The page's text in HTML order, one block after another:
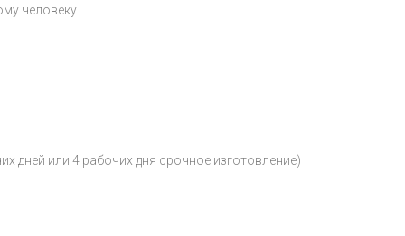
человеку.
дней или 4 рабочих дня срочное изготовление)